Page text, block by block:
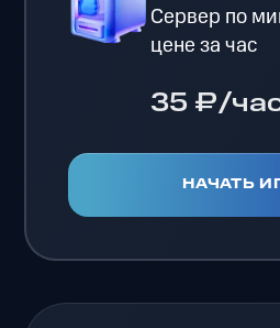
Сервер по
цене за час
35 ₽/
НАЧАТЬ